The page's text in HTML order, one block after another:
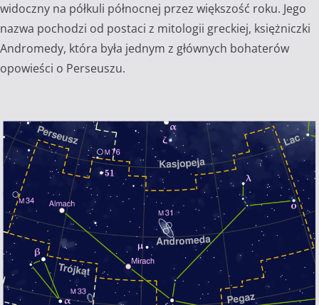
widoczny na półkuli północnej przez większość roku. Jego
nazwa pochodzi od postaci z mitologii greckiej, księżniczki
Andromedy, która była jednym z głównych bohaterów
opowieści o Perseuszu.